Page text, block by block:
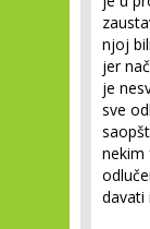
njoj
jer
je
sve
nekim
davati